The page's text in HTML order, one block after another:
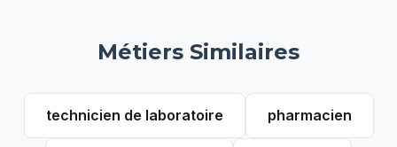
Métiers Similaires
technicien de laboratoire pharmacien